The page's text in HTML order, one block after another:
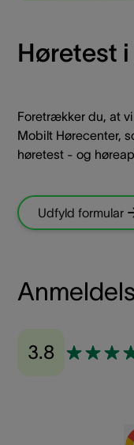
Høretest
Foretrækker du, at
Mobilt Hørecenter,
høretest - og
Udfyld formular
3.8